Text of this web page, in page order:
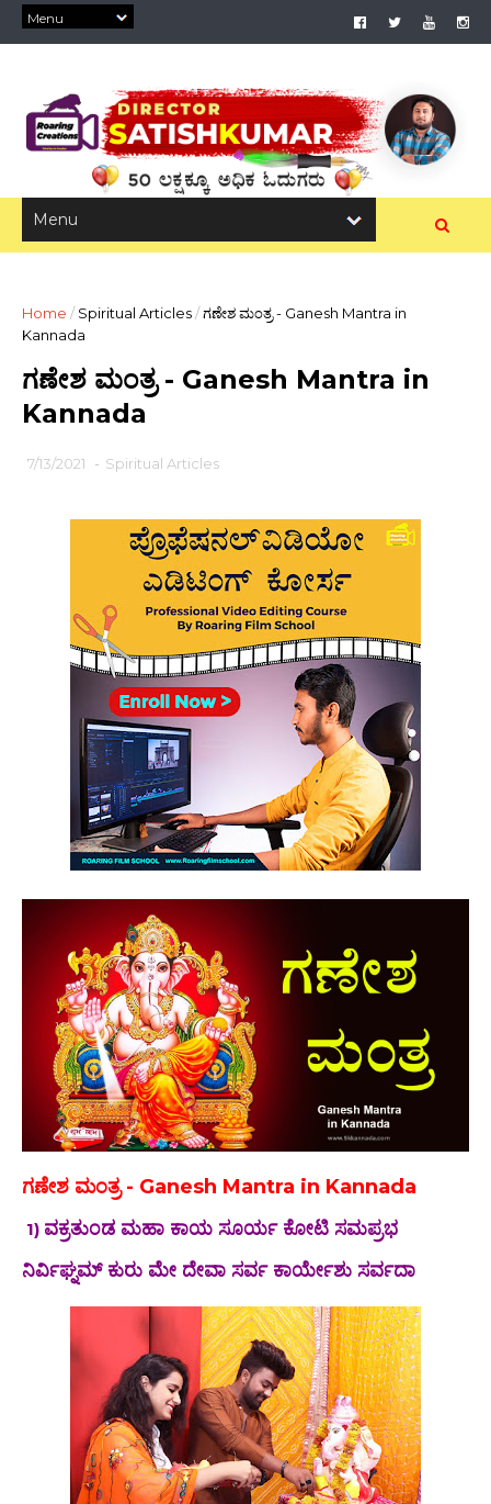
Home / Spiritual Articles/ಗಣೇಶ ಮಂತ್ರ - Ganesh Mantra in
Kannada
ಗಣೇಶ ಮಂತ್ರ - Ganesh Mantra in
Kannada
7/13/2021 - Spiritual Articles
ಗಣೇಶ ಮಂತ್ರ - Ganesh Mantra in Kannada
1) ವಕ್ರತುಂಡ ಮಹಾ ಕಾಯ ಸೂರ್ಯ ಕೋಟಿ ಸಮಪ್ರಭ
ನಿರ್ವಿಘ್ನಮ್ ಕುರು ಮೇ ದೇವಾ ಸರ್ವ ಕಾರ್ಯೇಶು ಸರ್ವದಾ